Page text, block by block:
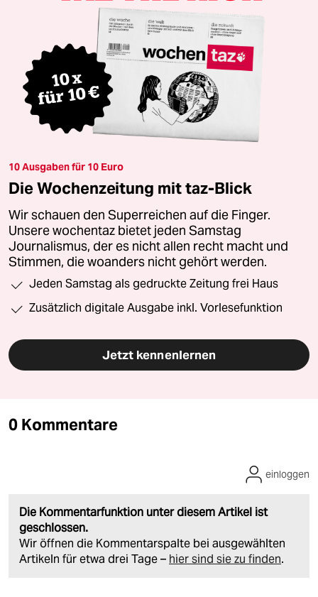
10 Ausgaben für 10 Euro
Die Wochenzeitung mit taz-Blick
Wir schauen den Superreichen auf die Finger.
Unsere wochentaz bietet jeden Samstag
Journalismus, der es nicht allen recht macht und
Stimmen, die woanders nicht gehört werden.
Jeden Samstag als gedruckte Zeitung frei Haus
Zusätzlich digitale Ausgabe inkl. Vorlesefunktion
Jetzt kennenlernen
0 Kommentare
Die Kommentarfunktion unter diesem Artikel ist
geschlossen.
Wir öffnen die Kommentarspalte bei ausgewählten
Artikeln für etwa drei Tage – hier sind sie zu finden.
einloggen